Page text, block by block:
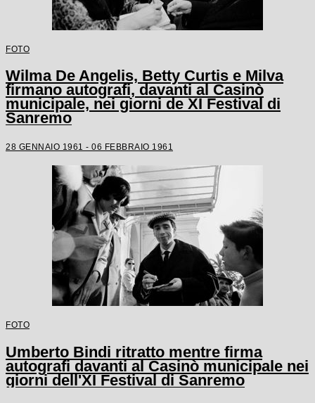
FOTO
Wilma De Angelis, Betty Curtis e Milva
firmano autografi, davanti al Casinò
municipale, nei giorni de XI Festival di
Sanremo
28 GENNAIO 1961 - 06 FEBBRAIO 1961
FOTO
Umberto Bindi ritratto mentre firma
autografi davanti al Casinò municipale nei
giorni dell'XI Festival di Sanremo